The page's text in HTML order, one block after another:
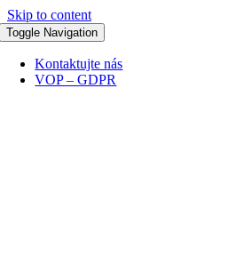
Skip to content
Toggle Navigation
Kontaktujte nás
VOP – GDPR